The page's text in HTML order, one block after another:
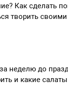
Как сделать
творить
неделю до
и какие